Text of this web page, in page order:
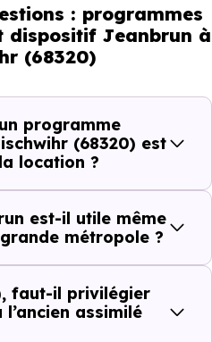
Tous les quartiers ne se
manière, tous les logements
demande, et toutes les
une question
la pertinence de
Jeanbrun
?
d’uninvestissement
critères concrets :
: programmes
dispositif Jeanbrun à
(68320)
programme
(68320) est
location ?
est-il utile même
métropole ?
faut-il privilégier
assimilé